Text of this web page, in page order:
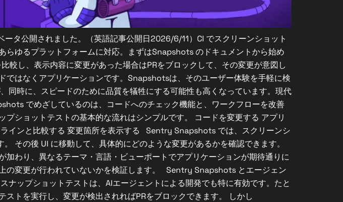
公開されました。（英語記事公開日2026/6/11）CI でスクリーンショット
ゆるプラットフォームに対応。まずはSnapshots のドキュメントから始め
し、表示内容に変更があった場合はPRをブロックして、その変更が意図し
はなくアプリケーションです。Snapshotsは、そのユーザー体験を手軽に検
同時に、スピードのために品質を犠牲にする可能性も高くなっています。現代
でめざしているのは、コードへのチェック機能と、ワークフローを改善
ショットテストの基本的な流れはシンプルです。 コードを変更する アプリ
インと比較する 変更箇所を表示する Sentry Snapshots では、スクリーンシ
その後 UI に移動して、具体的にどのような変更があるかを確認できます。
わり、異なるテーマ・言語・ビューポートでアプリケーションが期待通りに
の変更が行われていないかを検証します。 Sentry Snapshots とエージェン
ナップショットテストは、AIエージェントによる開発でも特に有効です。たと
トを実行し、変更が検出されればPRをブロックできます。 しかし